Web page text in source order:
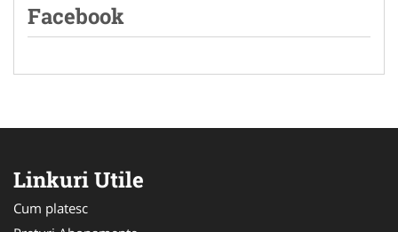
Facebook
Linkuri Utile
Cum platesc